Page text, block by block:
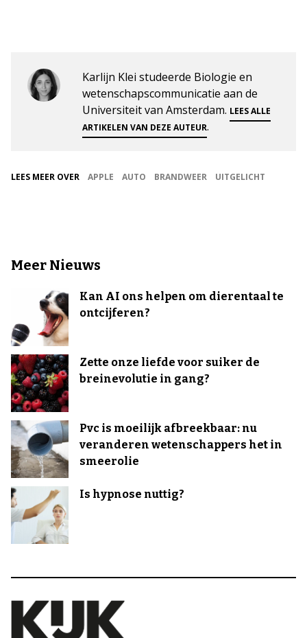
Karlijn Klei studeerde Biologie en
wetenschapscommunicatie aan de
Universiteit van Amsterdam. LEES ALLE
ARTIKELEN VAN DEZE AUTEUR.
LEES MEER OVER APPLE AUTO BRANDWEER UITGELICHT
Meer Nieuws
Kan AI ons helpen om dierentaal te
ontcijferen?
Zette onze liefde voor suiker de
breinevolutie in gang?
Pvc is moeilijk afbreekbaar: nu
veranderen wetenschappers het in
smeerolie
Is hypnose nuttig?